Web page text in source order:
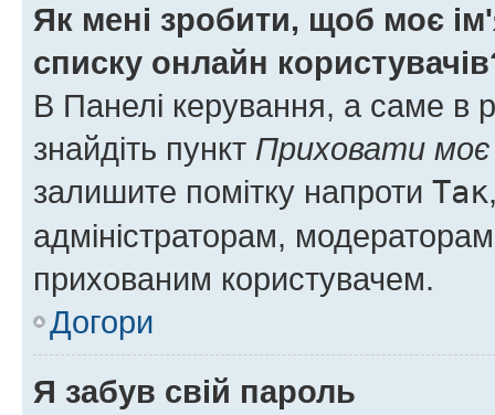
Як мені зробити, щоб моє
списку онлайн
В Панелі керування, а саме в
знайдіть пункт Приховати моє
залишите помітку напроти Так
адміністраторам,
прихованим користувачем.
Догори
Я забув свій пароль